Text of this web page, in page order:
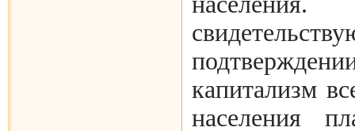
капитализм
населения